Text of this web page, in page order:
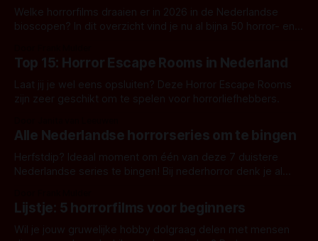
Welke horrorfilms draaien er in 2026 in de Nederlandse
bioscopen? In dit overzicht vind je nu al bijna 50 horror- en
Top 15: Horror Escape Rooms in Nederland
Laat jij je wel eens opsluiten? Deze Horror Escape Rooms
zijn zeer geschikt om te spelen voor horrorliefhebbers.
Alle Nederlandse horrorseries om te bingen
Herfstdip? Ideaal moment om één van deze 7 duistere
Nederlandse series te bingen! Bij nederhorror denk je al
Amsterdamned of The Johnsons. Maar Nederlandse horror
is niet beperkt tot films. Hier een aantal Nederlandse tv-
series uit het duistere of horrorgenre. Als
Lijstje: 5 horrorfilms voor beginners
Wil je jouw gruwelijke hobby dolgraag delen met mensen